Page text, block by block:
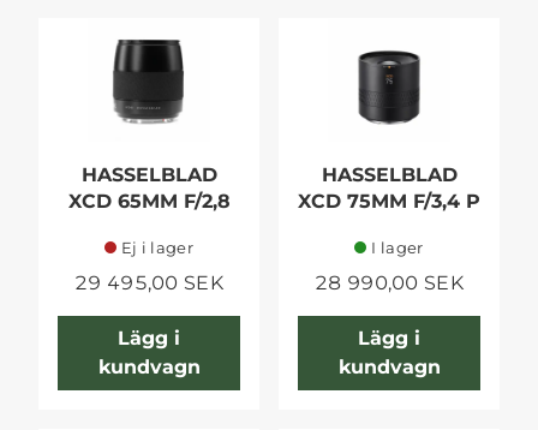
HASSELBLAD
XCD 65MM F/2,8
Ej i lager
29 495,00 SEK
Lägg i
kundvagn
HASSELBLAD
XCD 75MM F/3,4 P
I lager
28 990,00 SEK
Lägg i
kundvagn